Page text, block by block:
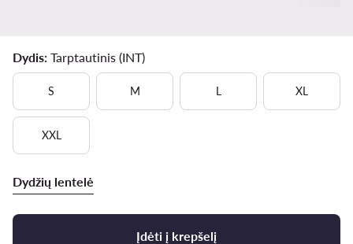
Dydis: Tarptautinis (INT)
S M L XL
XXL
Dydžių lentelė
Įdėti į krepšelį